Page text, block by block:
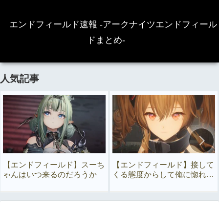
エンドフィールド速報 -アークナイツエンドフィール
ドまとめ-
人気記事
【エンドフィールド】スーち
ゃんはいつ来るのだろうか
【エンドフィールド】接して
くる態度からして俺に惚れて